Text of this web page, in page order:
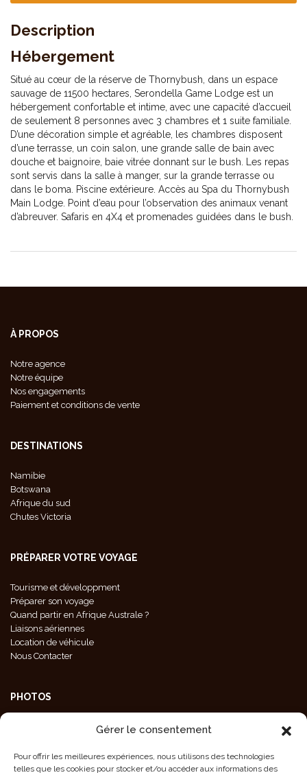
Gérer le consentement
Pour offrir les meilleures expériences, nous utilisons des technologies
telles que les cookies pour stocker et/ou accéder aux informations des
Description
Hébergement
Situé au cœur de la réserve de Thornybush, dans un espace
sauvage de 11500 hectares, Serondella Game Lodge est un
hébergement confortable et intime, avec une capacité d’accueil
de seulement 8 personnes avec 3 chambres et 1 suite familiale.
D’une décoration simple et agréable, les chambres disposent
d’une terrasse, un coin salon, une grande salle de bain avec
douche et baignoire, baie vitrée donnant sur le bush. Les repas
sont servis dans la salle à manger, sur la grande terrasse ou
dans le boma. Piscine extérieure. Accès au Spa du Thornybush
Main Lodge. Point d’eau pour l’observation des animaux venant
d’abreuver. Safaris en 4X4 et promenades guidées dans le bush.
À PROPOS
Notre agence
Notre équipe
Nos engagements
Paiement et conditions de vente
DESTINATIONS
Namibie
Botswana
Afrique du sud
Chutes Victoria
PRÉPARER VOTRE VOYAGE
Tourisme et développment
Préparer son voyage
Quand partir en Afrique Australe ?
Liaisons aériennes
Location de véhicule
Nous Contacter
PHOTOS
Photos Paysages
Photos Population